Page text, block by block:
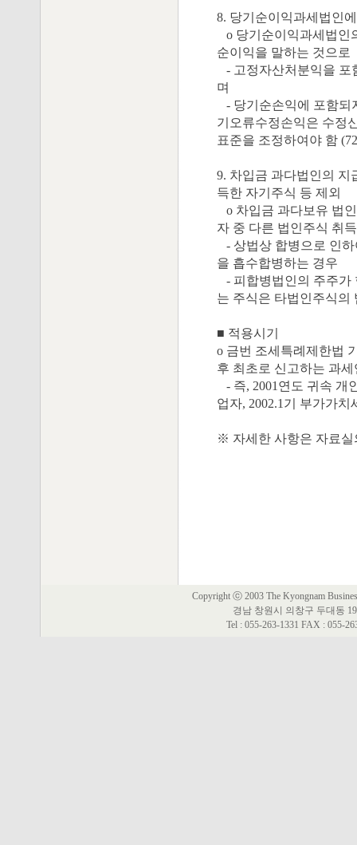
8. 당기순이익과세법인
o 당기순이익과세법인
순이익을 말하는 것으로
- 고정자산처분익을 포
며
- 당기순손익에 포함되
기오류수정손익은 수정
표준을 조정하여야 함
9. 차입금 과다법인의 지
득한 자기주식 등 제외
o 차입금 과다보유 법
자 중 다른 법인주식 취
- 상법상 합병으로 인
을 흡수합병하는 경우
- 피합병법인의 주주가
는 주식은 타법인주식의
■ 적용시기
o 금번 조세특례제한법
후 최초로 신고하는 과
- 즉, 2001연도 귀속 개
업자, 2002.1기 부가가
※ 자세한 사항은 자료실
Copyright ⓒ 2003 The Kyongnam
경남 창원시 의창구 두대동
Tel : 055-263-1331 FAX : 055-